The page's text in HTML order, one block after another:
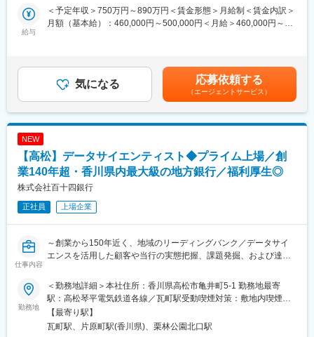
・業務整理、課題抽出
・目指すべき姿の共有
・社内定着まで伴走支援
当行グルーブの百十四システムサービスや協業ベンダーとの連携
・ITツール提案
・ベンダー紹介
・基幹システム構築
変更の範囲：当行業務全般 （詳細は、面談・面接時にご確認くだ
やお客さまへの従来にない体験価値の提供を目指しており、これ
らの分野で活躍していただける人材を募集します。
◇デジタル人材の育成計画の策定・遂行
■グループのDX：
「データおよびデジタル技術を基点としたビジネスを変革する成
長エンジン」と定義し、お客さま・地域への新たな価値・体験の
＜方針＞
◇多様化するお客さまのニーズや職員の働き方の変化、生産性向
上に対応するための業務プロセス・ビジネスモデルの変革
る組織への変革
＜重点分野＞
（1）非対面チャネルの充実
（2）データ利活用等
給与
＜予定年収＞750万円～890万円＜賃金形態＞月給制＜賃金内訳＞
月額（基本給）：460,000円～500,000円＜月給＞460,000円～
目安の金額であり、選考を通じて上下する可能性があります。月
給(月額)は固定手当を含めた表記です。
気になる 応募依頼する
（エージェントサービス）
NEW
【高松】データサイエンティスト◆プライム上場／創
業140年超・香川県内最大級の地方銀行／福利厚生◎
株式会社百十四銀行
正社員 上場企業
仕事内容
～創業から150年近く、地域のリーディングバンク／データサイ
エンスを活用した顧客や当行の実態把握、課題発掘、および達成
■採用背景：
当行はデータドリブン経営の実現にむけて、銀行業務のデジタル
シフトに取り組んでいます。
データ分析力の強化を通じて、社内業務の効率化やお客さまに従
勤務地
＜勤務地詳細＞本社住所：香川県高松市亀井町5-1 勤務地最寄
駅：高松琴平電気鉄道各線／瓦町駅受動喫煙対策：敷地内喫煙可
能場所あり変更の範囲：会社の定める事業所
【最寄り駅】
瓦町駅、片原町駅(香川県)、栗林公園北口駅